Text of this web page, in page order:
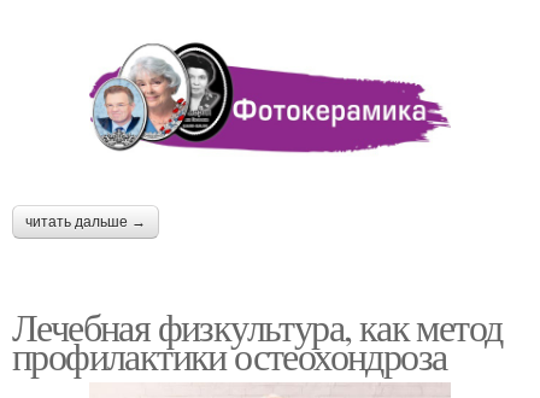
читать дальше →
Лечебная физкультура, как метод
профилактики остеохондроза